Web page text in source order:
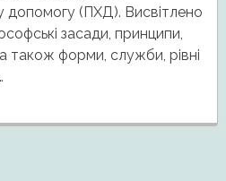
допомогу (ПХД). Висвітлено
засади, принципи,
також форми, служби, рівні